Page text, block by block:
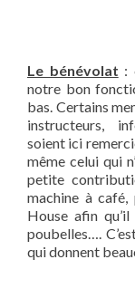
Le bénévolat :
notre bon
bas. Certains
instructeurs,
soient ici
même celui qui
petite
machine à
House afin
poubelles….
qui donnent